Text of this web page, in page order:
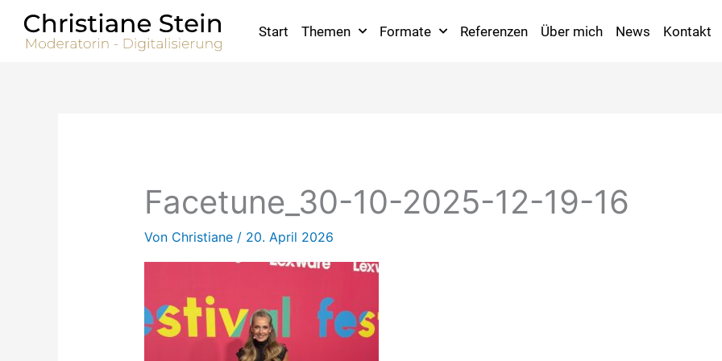
Inhalt
springen
Start Themen Formate Referenzen Über mich News Kontakt
Facetune_30-10-2025-12-19-16
Von Christiane / 20. April 2026